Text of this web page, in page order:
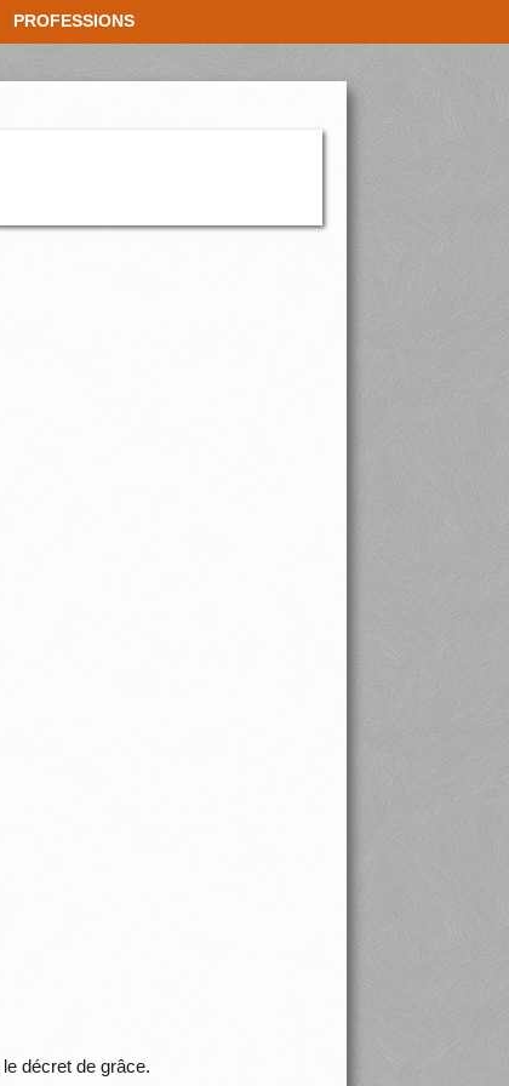
PROFESSIONS
décret de grâce.